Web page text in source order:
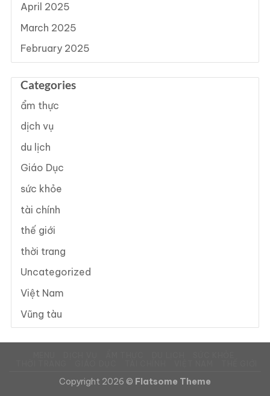
April 2025
March 2025
February 2025
Categories
ẩm thực
dịch vụ
du lịch
Giáo Dục
sức khỏe
tài chính
thế giới
thời trang
Uncategorized
Việt Nam
Vũng tàu
Copyright 2026 © Flatsome Theme